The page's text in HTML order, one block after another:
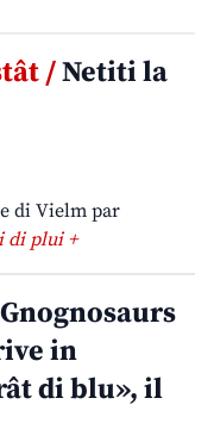
/Netiti la
di Vielm par
di plui +
in
di blu», il